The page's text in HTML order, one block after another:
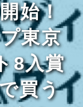
始！
東京
8入賞
買う